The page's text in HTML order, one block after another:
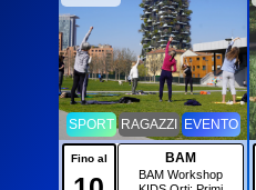
SPORT RAGAZZI EVENTO
Fino al BAM
BAM Workshop